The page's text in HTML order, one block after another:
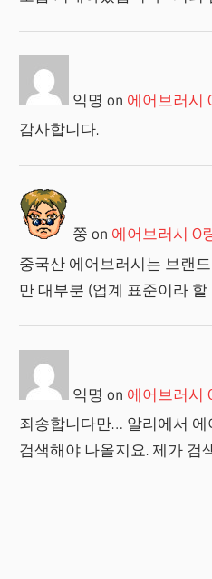
익명 on 에어브러시
감사합니다.
쭝 on 에어브러시 O
중국산 에어브러시는 브랜
만 대부분 (업계 표준이라
익명 on 에어브러시
죄송합니다만… 알리에서
검색해야 나올지요. 제가 검